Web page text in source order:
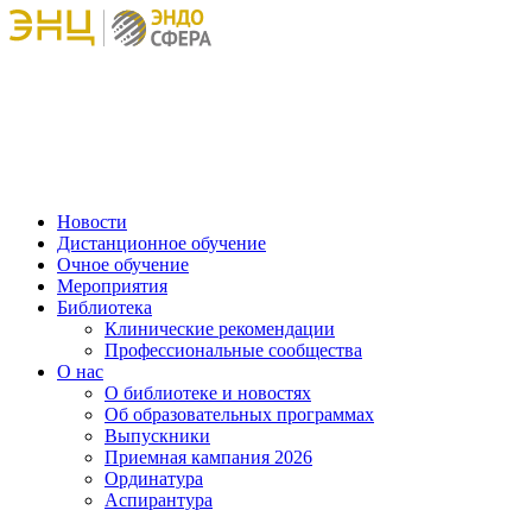
Новости
Дистанционное обучение
Очное обучение
Мероприятия
Библиотека
Клинические рекомендации
Профессиональные сообщества
О нас
О библиотеке и новостях
Об образовательных программах
Выпускники
Приемная кампания 2026
Ординатура
Аспирантура